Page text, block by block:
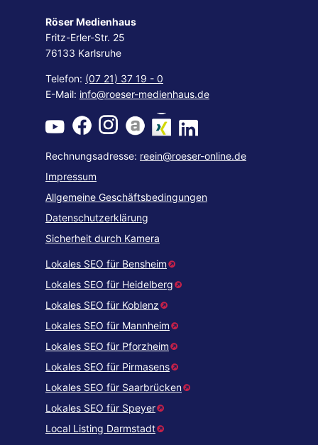
Röser Medienhaus
Fritz-Erler-Str. 25
76133 Karlsruhe
Telefon: (07 21) 37 19 - 0
E-Mail: info@roeser-medienhaus.de
Rechnungsadresse: reein@roeser-online.de
Impressum
Allgemeine Geschäftsbedingungen
Datenschutzerklärung
Sicherheit durch Kamera
Lokales SEO für Bensheim
Lokales SEO für Heidelberg
Lokales SEO für Koblenz
Lokales SEO für Mannheim
Lokales SEO für Pforzheim
Lokales SEO für Pirmasens
Lokales SEO für Saarbrücken
Lokales SEO für Speyer
Local Listing Darmstadt